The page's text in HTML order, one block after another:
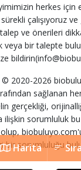
Harita
herkes için
çalışıyoruz
ve önerileri
veya bir talepte
2020-2026
sağlanan
gerçekliği,
ilişkin sorumluluk
olup,
bir sorumluluğu